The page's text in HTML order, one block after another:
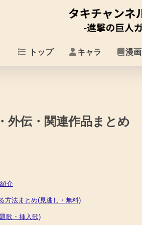
トップ キャラ 漫画
外伝・関連作品まとめ
介
方法まとめ(見逃し・無料)
歌・挿入歌)